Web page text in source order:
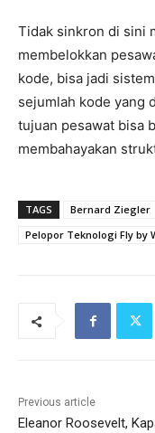
Tidak sinkron di sini
membelokkan
kode, bisa jadi
sejumlah kode yang
tujuan pesawat bisa
membahayakan
TAGS Bernard Ziegler
Pelopor Teknologi Fly by
Previous article
Eleanor Roosevelt,